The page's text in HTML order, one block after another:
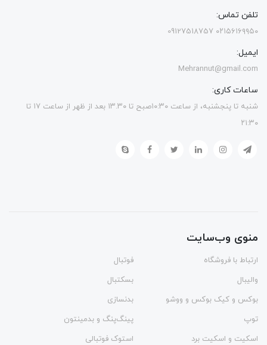
تلفن تماس:
۰۲۱۵۶۱۶۹۹۵۰ 09127518757
ایمیل:
Mehrannut@gmail.com
ساعات کاری:
شنبه تا پنجشنبه، از ساعت ۱۰:۳۰صبح تا ۱۳.۳۰ بعد از ظهر از ساعت ۱۷ تا
۲۱:۳۰
منوی وب‌سایت
ارتباط با فروشگاه
فوتبال
والیبال
بسکتبال
بوکس و کیک بوکس و ووشو
بدنسازی
توپ
پینگ‌پنگ و بدمينتون
اسکیت و اسکیت برد
استوک فوتبالی